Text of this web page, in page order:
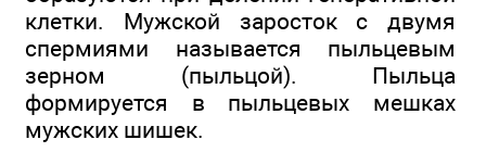
клетки. Мужской заросток с двумя
спермиями называется пыльцевым
зерном (пыльцой). Пыльца
формируется в пыльцевых мешках
мужских шишек.